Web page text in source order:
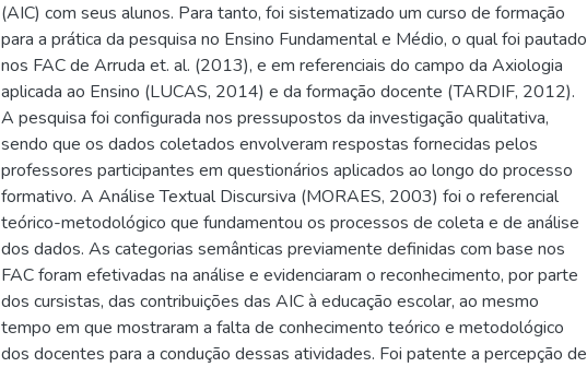
(AIC) com seus alunos. Para tanto, foi sistematizado um curso de formação
para a prática da pesquisa no Ensino Fundamental e Médio, o qual foi pautado
nos FAC de Arruda et. al. (2013), e em referenciais do campo da Axiologia
aplicada ao Ensino (LUCAS, 2014) e da formação docente (TARDIF, 2012).
A pesquisa foi configurada nos pressupostos da investigação qualitativa,
sendo que os dados coletados envolveram respostas fornecidas pelos
professores participantes em questionários aplicados ao longo do processo
formativo. A Análise Textual Discursiva (MORAES, 2003) foi o referencial
teórico-metodológico que fundamentou os processos de coleta e de análise
dos dados. As categorias semânticas previamente definidas com base nos
FAC foram efetivadas na análise e evidenciaram o reconhecimento, por parte
dos cursistas, das contribuições das AIC à educação escolar, ao mesmo
tempo em que mostraram a falta de conhecimento teórico e metodológico
dos docentes para a condução dessas atividades. Foi patente a percepção de